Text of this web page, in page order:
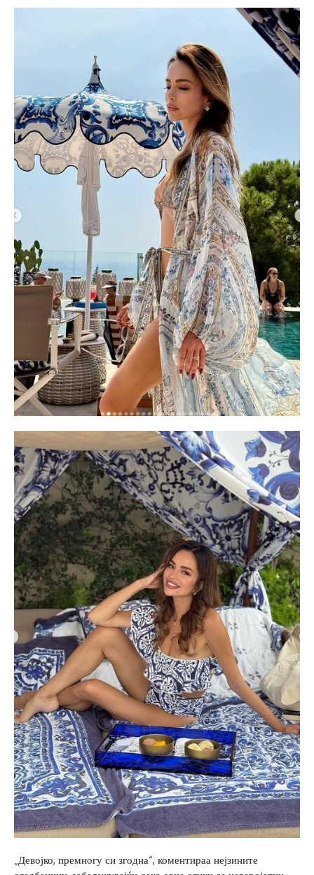
„Девојко, премногу си згодна“, коментираа нејзините